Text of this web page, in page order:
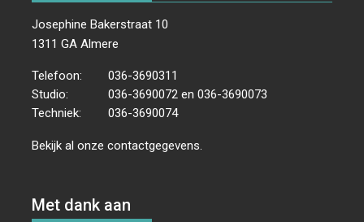
Josephine Bakerstraat 10
1311 GA Almere
Telefoon:
036-3690311
Studio:
036-3690072 en 036-3690073
Techniek:
036-3690074
Bekijk al onzecontactgegevens
Met dank aan